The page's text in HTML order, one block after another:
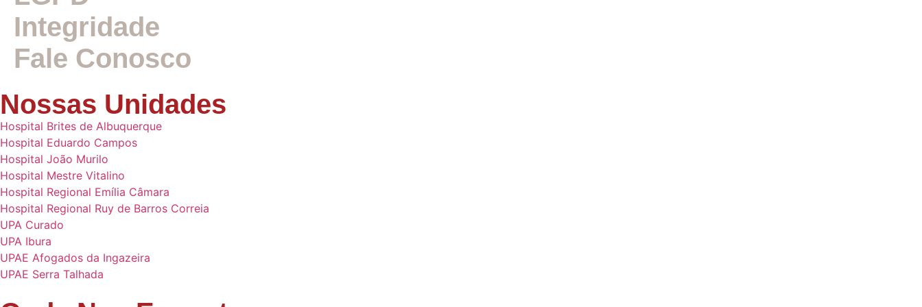
Integridade
Fale Conosco
Nossas Unidades
Hospital Brites de Albuquerque
Hospital Eduardo Campos
Hospital João Murilo
Hospital Mestre Vitalino
Hospital Regional Emília Câmara
Hospital Regional Ruy de Barros Correia
UPA Curado
UPA Ibura
UPAE Afogados da Ingazeira
UPAE Serra Talhada